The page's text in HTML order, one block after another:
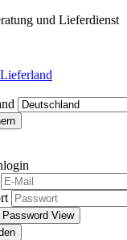
und Lieferdienst
Lieferland
Password View